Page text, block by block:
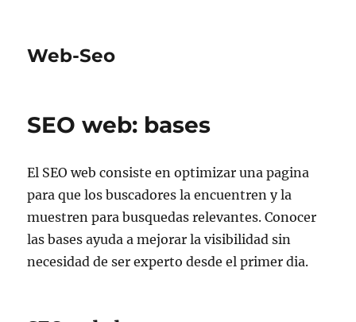
Web-Seo
SEO web: bases
El SEO web consiste en optimizar una pagina
para que los buscadores la encuentren y la
muestren para busquedas relevantes. Conocer
las bases ayuda a mejorar la visibilidad sin
necesidad de ser experto desde el primer dia.